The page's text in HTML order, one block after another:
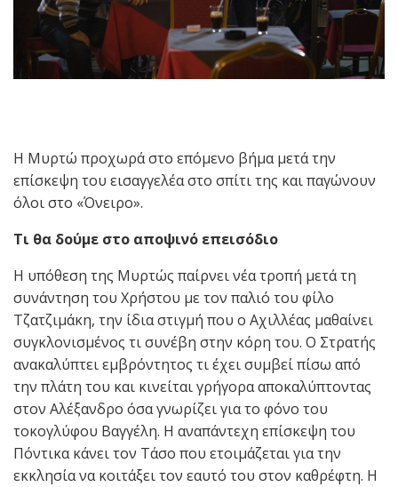
Η Μυρτώ προχωρά στο επόμενο βήμα μετά την
επίσκεψη του εισαγγελέα στο σπίτι της και παγώνουν
όλοι στο «Όνειρο».
Τι θα δούμε στο αποψινό επεισόδιο
Η υπόθεση της Μυρτώς παίρνει νέα τροπή μετά τη
συνάντηση του Χρήστου με τον παλιό του φίλο
Τζατζιμάκη, την ίδια στιγμή που ο Αχιλλέας μαθαίνει
συγκλονισμένος τι συνέβη στην κόρη του. Ο Στρατής
ανακαλύπτει εμβρόντητος τι έχει συμβεί πίσω από
την πλάτη του και κινείται γρήγορα αποκαλύπτοντας
στον Αλέξανδρο όσα γνωρίζει για το φόνο του
τοκογλύφου Βαγγέλη. Η αναπάντεχη επίσκεψη του
Πόντικα κάνει τον Τάσο που ετοιμάζεται για την
εκκλησία να κοιτάξει τον εαυτό του στον καθρέφτη. Η